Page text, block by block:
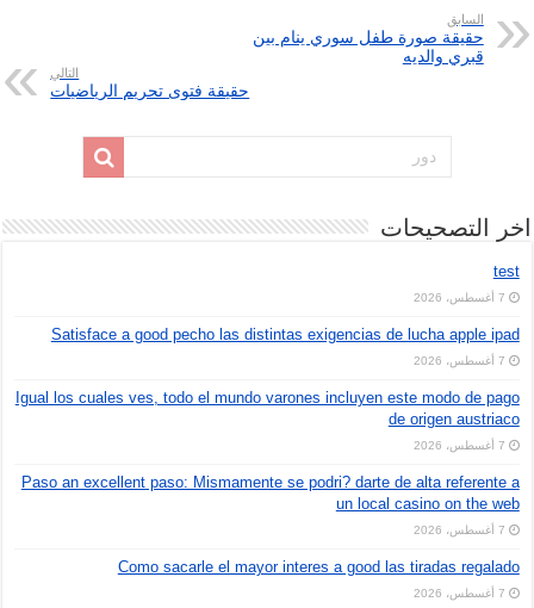
السابق
حقيقة صورة طفل سوري ينام بين
قبري والديه
التالي
حقيقة فتوى تحريم الرياضيات
اخر التصحيحات
test
7 أغسطس، 2026
Satisface a good pecho las distintas exigencias de lucha apple ipad
7 أغسطس، 2026
Igual los cuales ves, todo el mundo varones incluyen este modo de pago
de origen austriaco
7 أغسطس، 2026
Paso an excellent paso: Mismamente se podri? darte de alta referente a
un local casino on the web
7 أغسطس، 2026
Como sacarle el mayor interes a good las tiradas regalado
7 أغسطس، 2026